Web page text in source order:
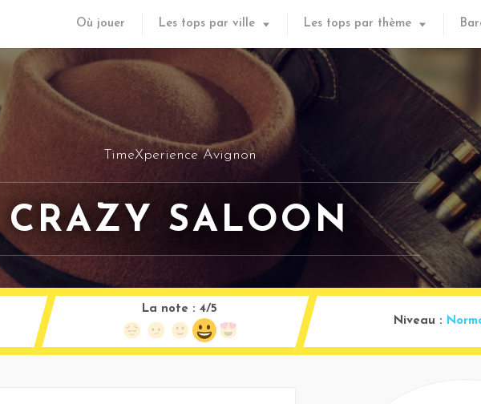
Où jouer Les tops par ville Les tops par thème
TimeXperience Avignon
CRAZY SALOON
La note : 4/5
Niveau :